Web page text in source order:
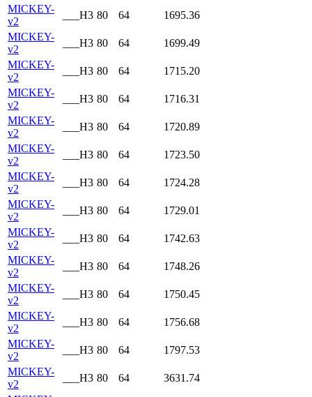
MICKEY-
v2
___H3 80 64
1695.36
MICKEY-
v2
___H3 80 64
1699.49
MICKEY-
v2
___H3 80 64
1715.20
MICKEY-
v2
___H3 80 64
1716.31
MICKEY-
v2
___H3 80 64
1720.89
MICKEY-
v2
___H3 80 64
1723.50
MICKEY-
v2
___H3 80 64
1724.28
MICKEY-
v2
___H3 80 64
1729.01
MICKEY-
v2
___H3 80 64
1742.63
MICKEY-
v2
___H3 80 64
1748.26
MICKEY-
v2
___H3 80 64
1750.45
MICKEY-
v2
___H3 80 64
1756.68
MICKEY-
v2
___H3 80 64
1797.53
MICKEY-
v2
___H3 80 64
3631.74